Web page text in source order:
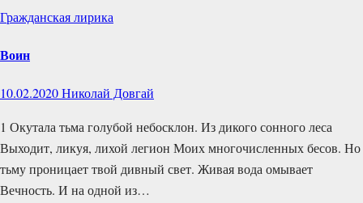
Гражданская лирика
Воин
10.02.2020Николай Довгай
1 Окутала тьма голубой небосклон. Из дикого сонного леса
Выходит, ликуя, лихой легион Моих многочисленных бесов. Но
тьму проницает твой дивный свет. Живая вода омывает
Вечность. И на одной из…